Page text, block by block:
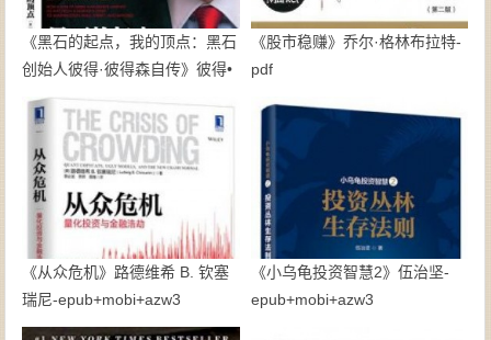
《黑石的起点，我的顶点：黑石
创始人彼得·彼得森自传》彼得•
彼得森-epub+mobi+pdf
《股市稳赚》乔尔·格林布拉特-
pdf
《从众危机》路德维希 B. 钦塞
瑞尼-epub+mobi+azw3
《小乌龟投资智慧2》伍治坚-
epub+mobi+azw3